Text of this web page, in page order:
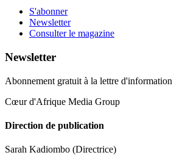
S'abonner
Newsletter
Consulter le magazine
Newsletter
Abonnement gratuit à la lettre d'information
Cœur d'Afrique Media Group
Direction de publication
Sarah Kadiombo (Directrice)